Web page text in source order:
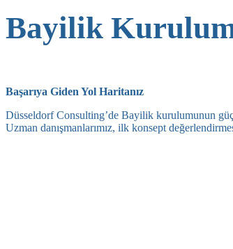
Bayilik
Başarıya Giden Yol Haritanız
Düsseldorf Consulting’de Bayilik kurulumunun
Uzman danışmanlarımız, ilk konsept